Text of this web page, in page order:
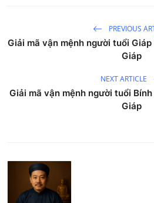
PREVIOUS
Giải mã vận mệnh người tuổi
Giáp
NEXT ARTICLE
Giải mã vận mệnh người tuổi
Giáp